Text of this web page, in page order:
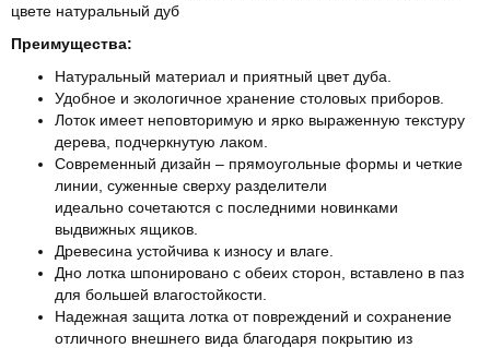
цвете натуральный дуб
Преимущества:
Натуральный материал и приятный цвет дуба.
Удобное и экологичное хранение столовых приборов.
Лоток имеет неповторимую и ярко выраженную текстуру
дерева, подчеркнутую лаком.
Современный дизайн – прямоугольные формы и четкие
линии, суженные сверху разделители
идеально сочетаются с последними новинками
выдвижных ящиков.
Древесина устойчива к износу и влаге.
Дно лотка шпонировано с обеих сторон, вставлено в паз
для большей влагостойкости.
Надежная защита лотка от повреждений и сохранение
отличного внешнего вида благодаря покрытию из